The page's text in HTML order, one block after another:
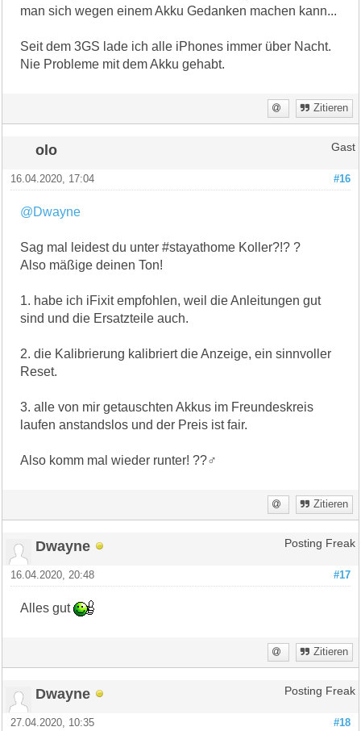
man sich wegen einem Akku Gedanken machen kann...
Seit dem 3GS lade ich alle iPhones immer über Nacht.
Nie Probleme mit dem Akku gehabt.
Zitieren
olo Gast
#16
16.04.2020, 17:04
@Dwayne
Sag mal leidest du unter #stayathome Koller?!? ?
Also mäßige deinen Ton!
1. habe ich iFixit empfohlen, weil die Anleitungen gut
sind und die Ersatzteile auch.
2. die Kalibrierung kalibriert die Anzeige, ein sinnvoller
Reset.
3. alle von mir getauschten Akkus im Freundeskreis
laufen anstandslos und der Preis ist fair.
Also komm mal wieder runter! ??‍♂️
Zitieren
Dwayne Posting Freak
#17
16.04.2020, 20:48
Alles gut
Zitieren
Dwayne Posting Freak
#18
27.04.2020, 10:35